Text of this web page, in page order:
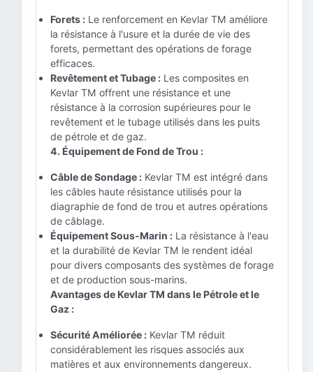
Forets : Le renforcement en Kevlar TM améliore
la résistance à l'usure et la durée de vie des
forets, permettant des opérations de forage
efficaces.
Revêtement et Tubage : Les composites en
Kevlar TM offrent une résistance et une
résistance à la corrosion supérieures pour le
revêtement et le tubage utilisés dans les puits
de pétrole et de gaz.
4. Équipement de Fond de Trou :
Câble de Sondage : Kevlar TM est intégré dans
les câbles haute résistance utilisés pour la
diagraphie de fond de trou et autres opérations
de câblage.
Équipement Sous-Marin : La résistance à l'eau
et la durabilité de Kevlar TM le rendent idéal
pour divers composants des systèmes de forage
et de production sous-marins.
Avantages de Kevlar TM dans le Pétrole et le
Gaz :
Sécurité Améliorée : Kevlar TM réduit
considérablement les risques associés aux
matières et aux environnements dangereux.